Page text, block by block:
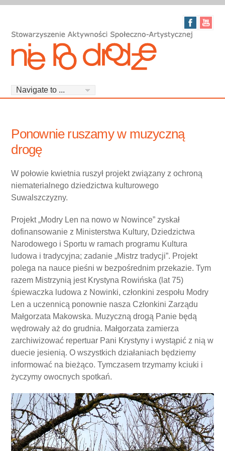
Ponownie ruszamy w muzyczną
drogę
W połowie kwietnia ruszył projekt związany z ochroną
niematerialnego dziedzictwa kulturowego
Suwalszczyzny.
Projekt „Modry Len na nowo w Nowince” zyskał
dofinansowanie z Ministerstwa Kultury, Dziedzictwa
Narodowego i Sportu w ramach programu Kultura
ludowa i tradycyjna; zadanie „Mistrz tradycji”. Projekt
polega na nauce pieśni w bezpośrednim przekazie. Tym
razem Mistrzynią jest Krystyna Rowińska (lat 75)
śpiewaczka ludowa z Nowinki, członkini zespołu Modry
Len a uczennicą ponownie nasza Członkini Zarządu
Małgorzata Makowska. Muzyczną drogą Panie będą
wędrowały aż do grudnia. Małgorzata zamierza
zarchiwizować repertuar Pani Krystyny i wystąpić z nią w
duecie jesienią. O wszystkich działaniach będziemy
informować na bieżąco. Tymczasem trzymamy kciuki i
życzymy owocnych spotkań.